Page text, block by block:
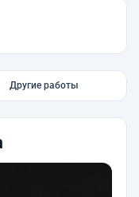
Другие работы